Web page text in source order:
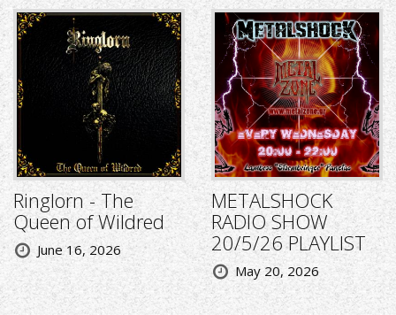
Ringlorn - The
Queen of Wildred
June 16, 2026
METALSHOCK
RADIO SHOW
20/5/26 PLAYLIST
May 20, 2026